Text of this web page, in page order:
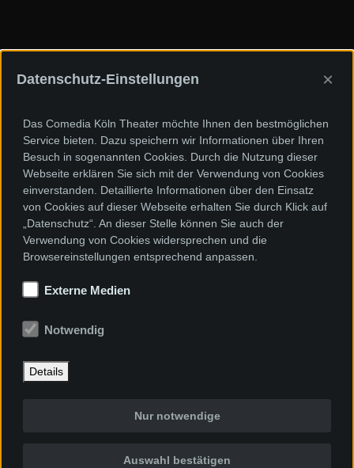
Sponsoren und Förderer
Datenschutz-Einstellungen ×
Das Comedia Köln Theater möchte Ihnen den bestmöglichen
Service bieten. Dazu speichern wir Informationen über Ihren
Besuch in sogenannten Cookies. Durch die Nutzung dieser
Webseite erklären Sie sich mit der Verwendung von Cookies
einverstanden. Detaillierte Informationen über den Einsatz
von Cookies auf dieser Webseite erhalten Sie durch Klick auf
„Datenschutz“. An dieser Stelle können Sie auch der
Verwendung von Cookies widersprechen und die
Browsereinstellungen entsprechend anpassen.
Externe Medien
Notwendig
Details
Nur notwendige
Auswahl bestätigen